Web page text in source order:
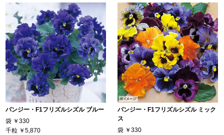
パンジー・F1フリズルシズル ブルー
袋 ￥330
千粒 ￥5,870
パンジー・F1フリズルシズル ミック
ス
袋 ￥330